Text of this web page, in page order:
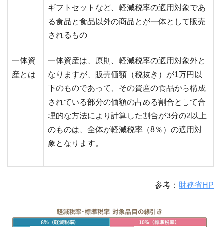
一体資
産とは
ギフトセットなど、軽減税率の適用対象であ
る食品と食品以外の商品とが一体として販売
されるもの
一体資産は、原則、軽減税率の適用対象外と
なりますが、販売価額（税抜き）が1万円以
下のものであって、その資産の食品から構成
されている部分の価額の占める割合として合
理的な方法により計算した割合が3分の2以上
のものは、全体が軽減税率（8％）の適用対
象となります。
参考： 財務省HP